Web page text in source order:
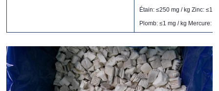
Étain: ≤250 mg / kg Zinc:
Plomb: ≤1 mg / kg Mercure: